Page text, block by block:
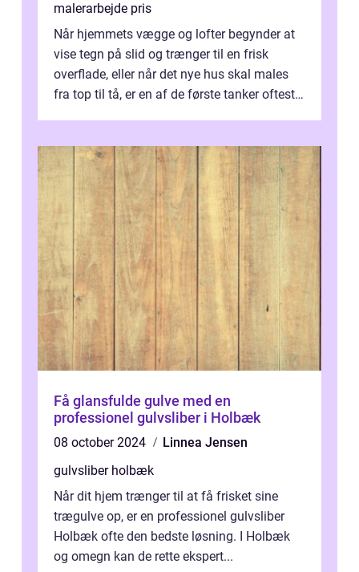
malerarbejde pris
Når hjemmets vægge og lofter begynder at
vise tegn på slid og trænger til en frisk
overflade, eller når det nye hus skal males
fra top til tå, er en af de første tanker oftest:
Få glansfulde gulve med en
professionel gulvsliber i Holbæk
08 october 2024
Linnea Jensen
gulvsliber holbæk
Når dit hjem trænger til at få frisket sine
trægulve op, er en professionel gulvsliber
Holbæk ofte den bedste løsning. I Holbæk
og omegn kan de rette ekspert...